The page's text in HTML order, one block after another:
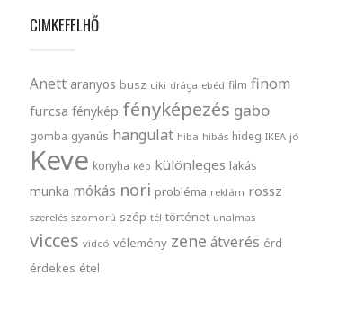
CIMKEFELHŐ
Anett aranyos busz ciki drága ebéd film finom
furcsa fénykép fényképezés gabo
gomba gyanús hangulat hiba hibás hideg IKEA jó
Keve konyha kép különleges lakás
munka mókás nori probléma reklám rossz
szerelés szomorú szép tél történet unalmas
vicces videó vélemény zene átverés érd
érdekes étel